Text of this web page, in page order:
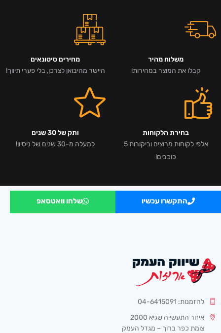
משלוח מהיר
קבלו את המוצר במהירות!
מחירים סיטונאים
היישר מהיבואן לצרכן, בלי פערי תיווך!
בחירת הלקוחות
אלפי לקוחות מרוצים וביקורות 5
כוכבים!
ותק של 30 שנים
למעלה מ-30 שנים של ניסיון!
התקשרו עכשיו שלחו וואטסאפ
להזמנות: 04-6415091
איזור התעשייה שגיא 2000
צומת כפר ברוך – מגדל העמק